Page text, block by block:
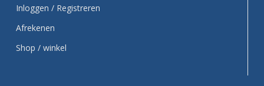
Inloggen / Registreren
Afrekenen
Shop / winkel